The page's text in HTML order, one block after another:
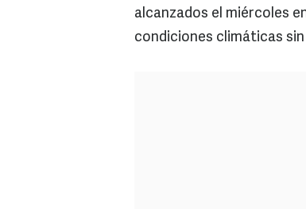
alcanzados el miércoles
condiciones climáticas